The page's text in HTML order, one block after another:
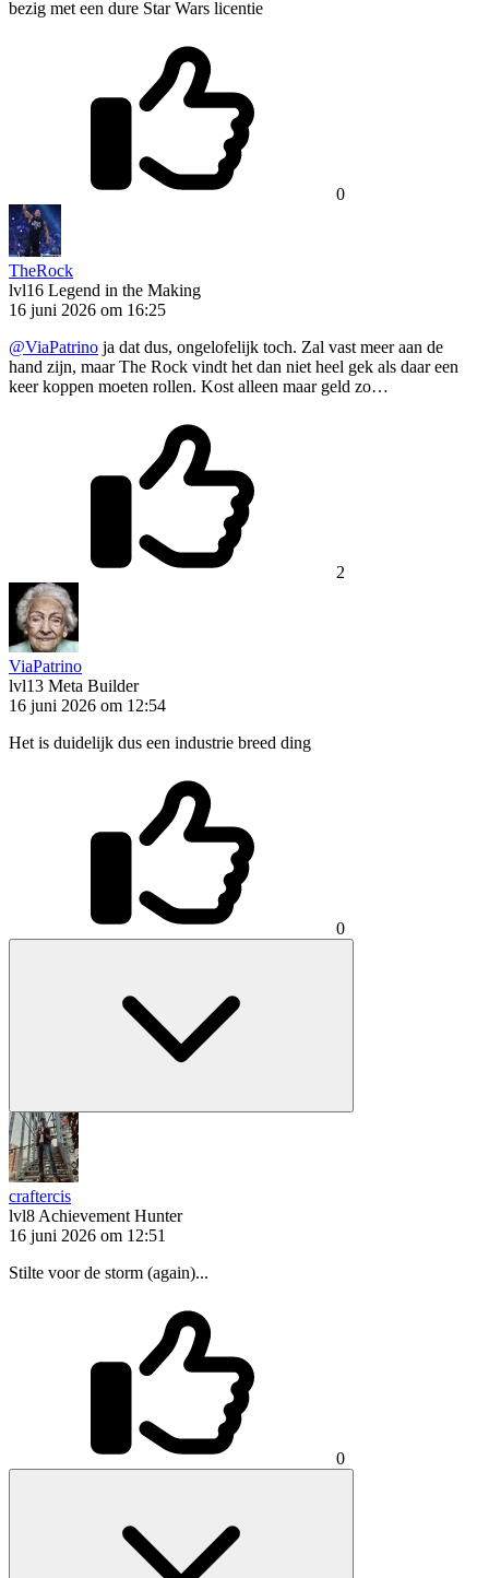
bezig met een dure Star Wars licentie
0
TheRock
lvl16 Legend in the Making
16 juni 2026 om 16:25
@ViaPatrino ja dat dus, ongelofelijk toch. Zal vast meer aan de
hand zijn, maar The Rock vindt het dan niet heel gek als daar een
keer koppen moeten rollen. Kost alleen maar geld zo…
2
ViaPatrino
lvl13 Meta Builder
16 juni 2026 om 12:54
Het is duidelijk dus een industrie breed ding
0
craftercis
lvl8 Achievement Hunter
16 juni 2026 om 12:51
Stilte voor de storm (again)...
0